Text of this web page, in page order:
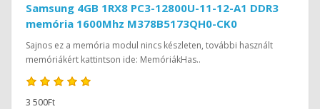
Samsung 4GB 1RX8 PC3-12800U-11-12-A1 DDR3
memória 1600Mhz M378B5173QH0-CK0
Sajnos ez a memória modul nincs készleten, további használt
memóriákért kattintson ide: MemóriákHas..
3 500Ft